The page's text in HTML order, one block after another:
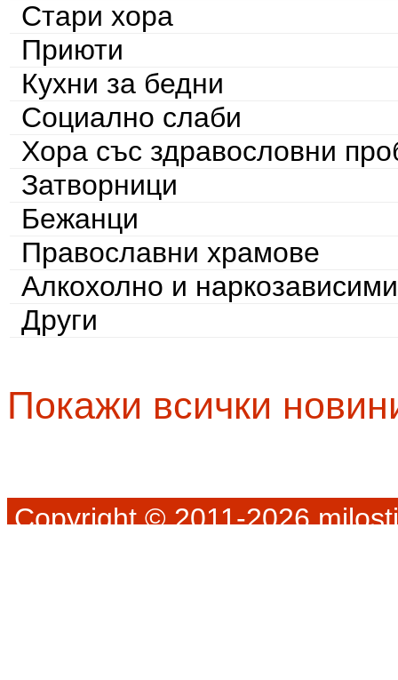
Стари хора
Приюти
Кухни за бедни
Социално слаби
Хора със здравословни
Затворници
Бежанци
Православни храмове
Алкохолно и наркозависими
Други
Покажи всички
Copyright © 2011-2026